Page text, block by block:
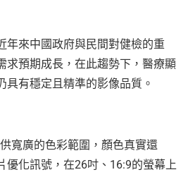
年來中國政府與民間對健檢的重
求預期成長，在此趨勢下，醫療顯
具有穩定且精準的影像品質。
寬廣的色彩範圍，顏色真實還
優化訊號，在26吋、16:9的螢幕上